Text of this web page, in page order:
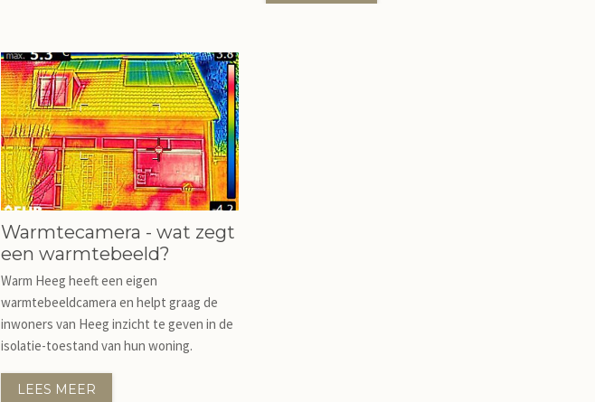
Warmtecamera - wat zegt
een warmtebeeld?
Warm Heeg heeft een eigen
warmtebeeldcamera en helpt graag de
inwoners van Heeg inzicht te geven in de
isolatie-toestand van hun woning.
LEES MEER